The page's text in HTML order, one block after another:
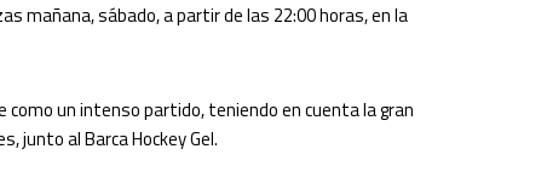
mañana, sábado, a partir de las 22:00 horas, en la
como un intenso partido, teniendo en cuenta la gran
al Barca Hockey Gel.